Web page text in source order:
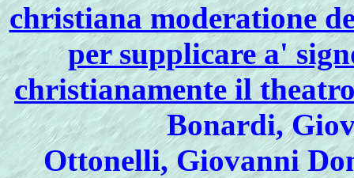
christiana moderatione
per supplicare a'
christianamente il
Bonardi,
Ottonelli, Giovanni